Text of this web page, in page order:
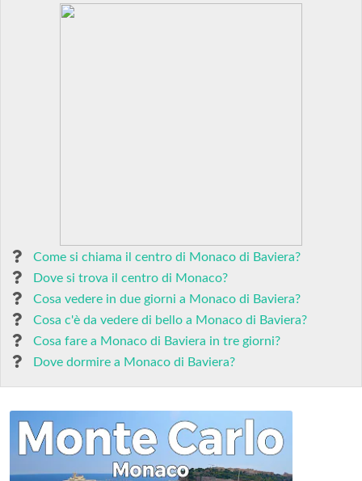
Come si chiama il centro di Monaco di Baviera?
Dove si trova il centro di Monaco?
Cosa vedere in due giorni a Monaco di Baviera?
Cosa c'è da vedere di bello a Monaco di Baviera?
Cosa fare a Monaco di Baviera in tre giorni?
Dove dormire a Monaco di Baviera?